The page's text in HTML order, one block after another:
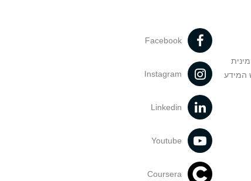
המידע
Facebook
Instagram
Linkedin
Youtube
Coursera